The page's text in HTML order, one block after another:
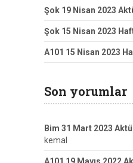
Şok 19 Nisan 2023
Şok 15 Nisan 2023
A101 15 Nisan 2023
Son yorumlar
Bim 31 Mart 2023
kemal